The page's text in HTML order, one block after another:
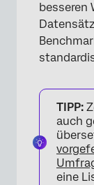
besseren
TIPP:
auch
eine